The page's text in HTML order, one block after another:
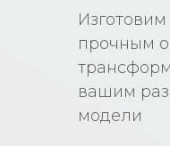
прочным
вашим
модели